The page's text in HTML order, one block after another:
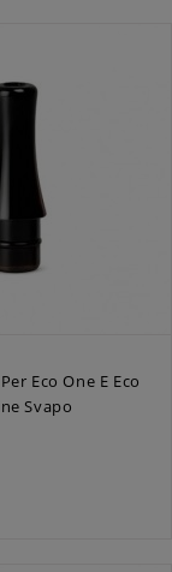
Eco One E Eco
Svapo